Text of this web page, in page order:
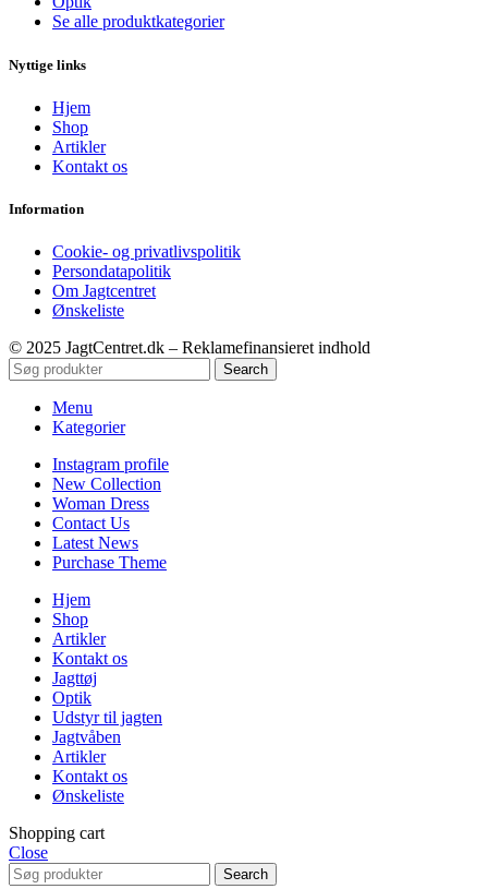
Se alle produktkategorier
Nyttige links
Hjem
Shop
Artikler
Kontakt os
Information
Cookie- og privatlivspolitik
Persondatapolitik
Om Jagtcentret
Ønskeliste
© 2025 JagtCentret.dk – Reklamefinansieret indhold
Search
Menu
Kategorier
Instagram profile
New Collection
Woman Dress
Contact Us
Latest News
Purchase Theme
Hjem
Shop
Artikler
Kontakt os
Jagttøj
Optik
Udstyr til jagten
Jagtvåben
Artikler
Kontakt os
Ønskeliste
Shopping cart
Close
Search